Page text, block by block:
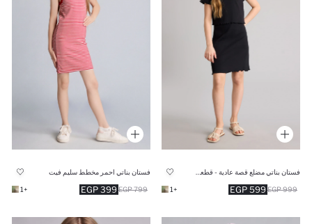
فستان بناتي مضلع قصة عادية - قطعتين
599 EGP 999 EGP
+1
فستان بناتي احمر مخطط سليم فيت
399 EGP 799 EGP
+1